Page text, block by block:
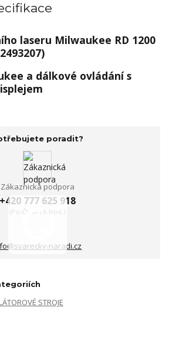
laseru Milwaukee RD 1200
a dálkové ovládání s
poradit?
Zákaznická podpora
+420 777 625 918
(Po-Čt, 8-16 hod.)
naradi.cz
STROJE